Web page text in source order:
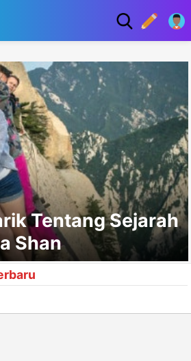
Tentang Sejarah
Shan